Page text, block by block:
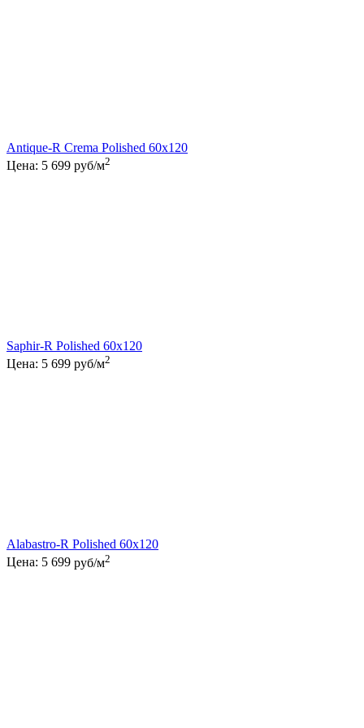
Antique-R Crema Polished 60x120
Цена: 5 699 руб/м2
Saphir-R Polished 60x120
Цена: 5 699 руб/м2
Alabastro-R Polished 60x120
Цена: 5 699 руб/м2